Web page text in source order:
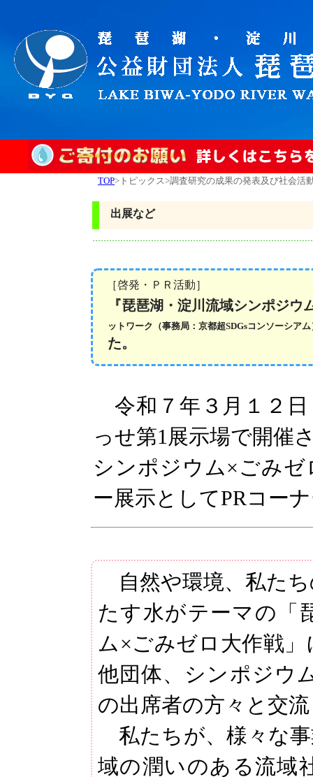
TOP>トピックス>調査研究の成果の発表及び社会活
出展など
［啓発・ＰＲ活動］
『琵琶湖・淀川流域シンポジウ
ットワーク（事務局：京都超SDGsコンソーシア
た。
令和７年３月１２日
っせ第1展示場で開催
シンポジウム×ごみ
ー展示としてPRコー
自然や環境、私た
たす水がテーマの「
ム×ごみゼロ大作戦
他団体、シンポジウ
の出席者の方々と交
私たちが、様々な
域の潤いのある流域